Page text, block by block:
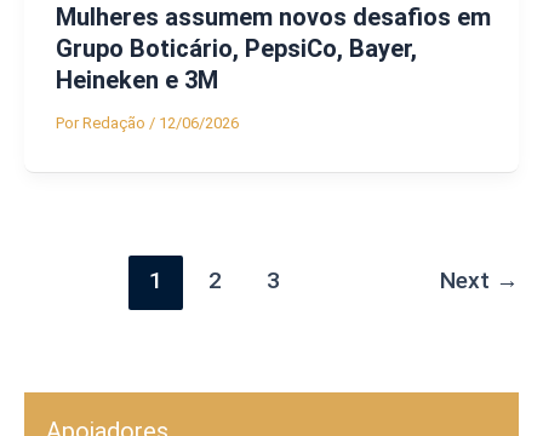
Mulheres assumem novos desafios em
Grupo Boticário, PepsiCo, Bayer,
Heineken e 3M
PorRedação / 12/06/2026
1 2 3 Next →